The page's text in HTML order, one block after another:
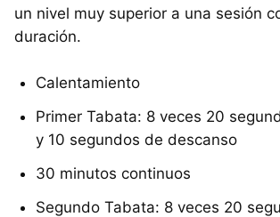
un nivel muy superior a una sesión
duración.
Calentamiento
Primer Tabata: 8 veces 20
y 10 segundos de descanso
30 minutos continuos
Segundo Tabata: 8 veces 20